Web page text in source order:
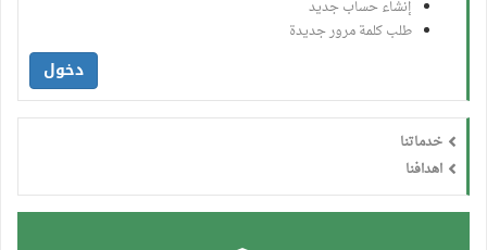
إنشاء حساب جديد
طلب كلمة مرور جديدة
دخول
خدماتنا
اهدافنا